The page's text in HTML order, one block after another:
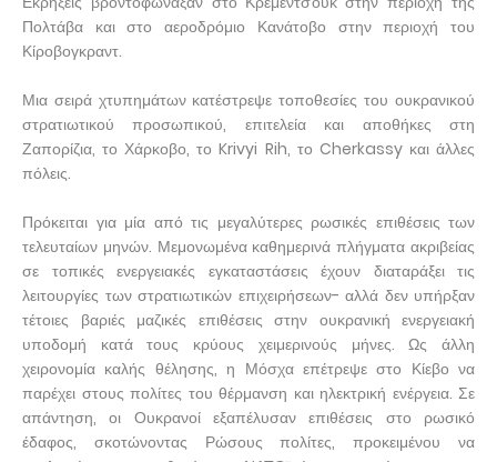
Πολτάβα και στο αεροδρόμιο Κανάτοβο στην περιοχή του
Κίροβογκραντ.
Μια σειρά χτυπημάτων κατέστρεψε τοποθεσίες του ουκρανικού
στρατιωτικού προσωπικού, επιτελεία και αποθήκες στη
Ζαπορίζια, το Χάρκοβο, το Krivyi Rih, το Cherkassy και άλλες
πόλεις.
Πρόκειται για μία από τις μεγαλύτερες ρωσικές επιθέσεις των
τελευταίων μηνών. Μεμονωμένα καθημερινά πλήγματα ακριβείας
σε τοπικές ενεργειακές εγκαταστάσεις έχουν διαταράξει τις
λειτουργίες των στρατιωτικών επιχειρήσεων- αλλά δεν υπήρξαν
τέτοιες βαριές μαζικές επιθέσεις στην ουκρανική ενεργειακή
υποδομή κατά τους κρύους χειμερινούς μήνες. Ως άλλη
χειρονομία καλής θέλησης, η Μόσχα επέτρεψε στο Κίεβο να
παρέχει στους πολίτες του θέρμανση και ηλεκτρική ενέργεια. Σε
απάντηση, οι Ουκρανοί εξαπέλυσαν επιθέσεις στο ρωσικό
έδαφος, σκοτώνοντας Ρώσους πολίτες, προκειμένου να